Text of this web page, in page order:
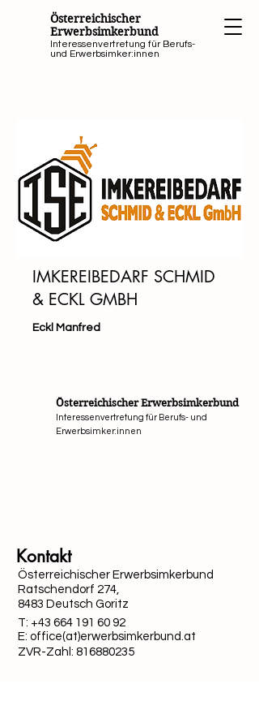
Österreichischer
Erwerbsimkerbund
Interessenvertretung für Berufs-
und Erwerbsimker:innen
IMKEREIBEDARF SCHMID
& ECKL GMBH
Eckl Manfred
Österreichischer Erwerbsimkerbund
Interessenvertretung für Berufs- und
Erwerbsimker:innen
Kontakt
Österreichischer Erwerbsimkerbund
Ratschendorf 274,
8483 Deutsch Goritz
T: +43 664 191 60 92
E: office(at)erwerbsimkerbund.at
ZVR-Zahl: 816880235